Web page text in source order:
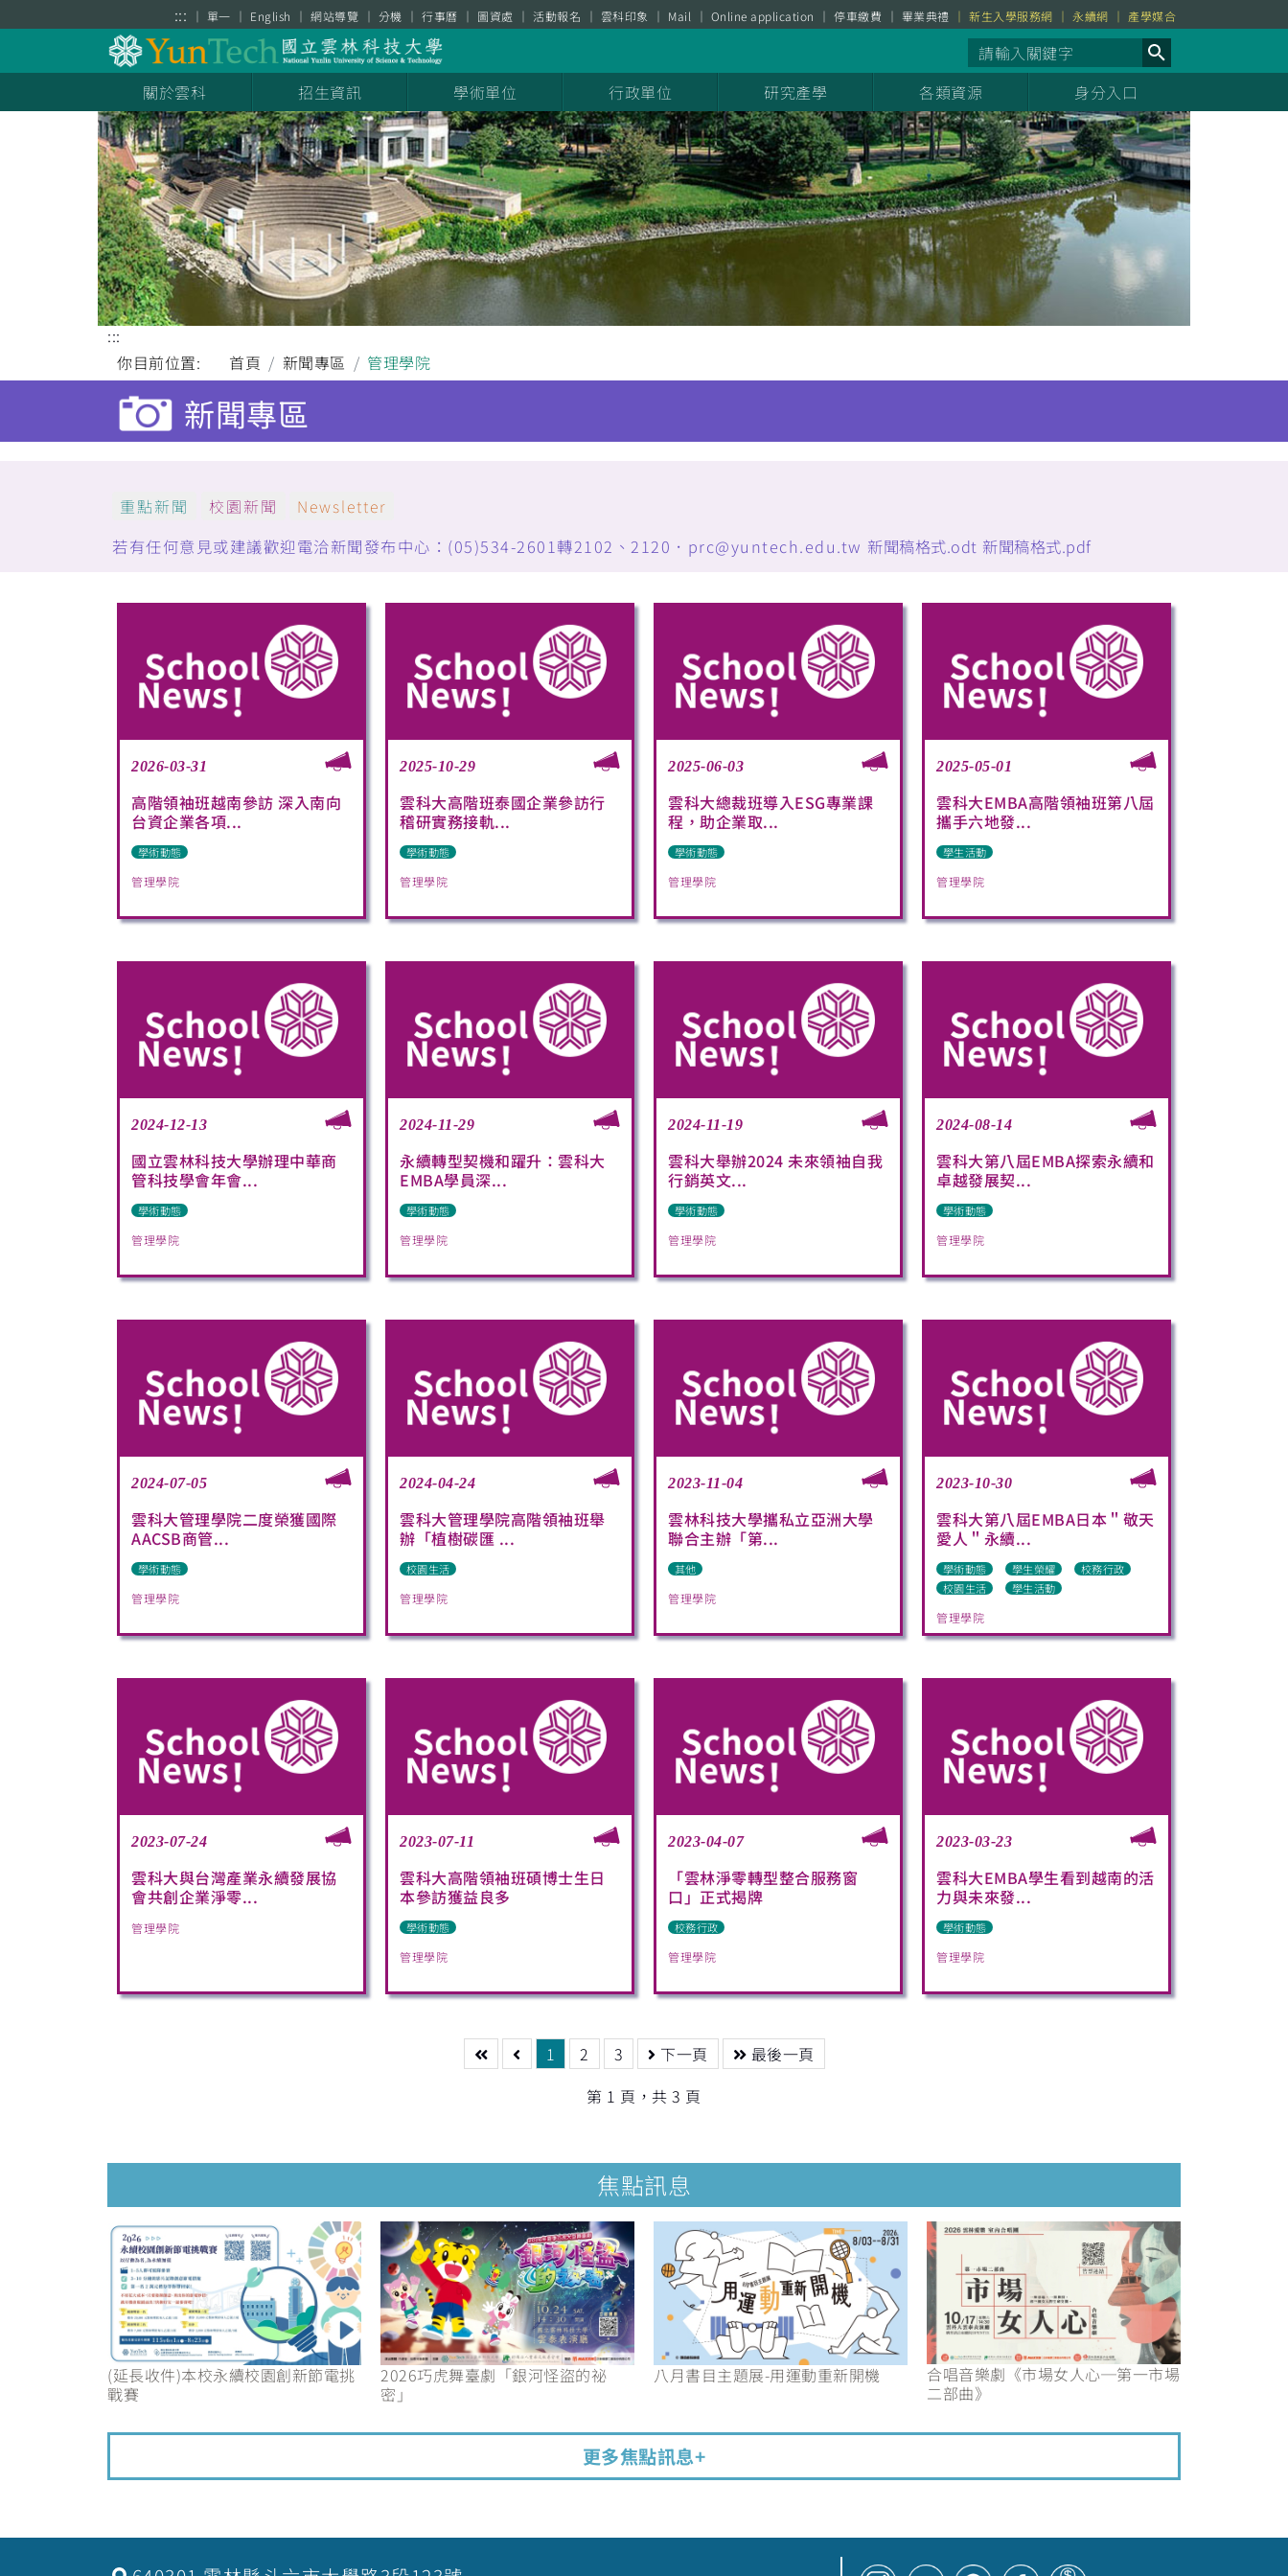
::: 單一 English 網站導覽 分機 行事曆 圖資處 活動報名 雲科印象 Mail Online application 停車繳費 畢業典禮 新生入學服務網 永續網 產學媒合
關於雲科 招生資訊 學術單位 行政單位 研究產學 各類資源 身分入口
:::
你目前位置:
首頁 新聞專區 管理學院
新聞專區
重點新聞 校園新聞
Newsletter
若有任何意見或建議歡迎電洽新聞發布中心：(05)534-2601轉2102、2120．prc@yuntech.edu.tw 新聞稿格式.odt 新聞稿格式.pdf
2026-03-31
高階領袖班越南參訪 深入南向
台資企業各項...
學術動態
管理學院
2025-10-29
雲科大高階班泰國企業參訪行
稽研實務接軌...
學術動態
管理學院
2025-06-03
雲科大總裁班導入ESG專業課
程，助企業取...
學術動態
管理學院
2025-05-01
雲科大EMBA高階領袖班第八屆
攜手六地發...
學生活動
管理學院
2024-12-13
國立雲林科技大學辦理中華商
管科技學會年會...
學術動態
管理學院
2024-11-29
永續轉型契機和躍升：雲科大
EMBA學員深...
學術動態
管理學院
2024-11-19
雲科大舉辦2024 未來領袖自我
行銷英文...
學術動態
管理學院
2024-08-14
雲科大第八屆EMBA探索永續和
卓越發展契...
學術動態
管理學院
2024-07-05
雲科大管理學院二度榮獲國際
AACSB商管...
學術動態
管理學院
2024-04-24
雲科大管理學院高階領袖班舉
辦「植樹碳匯 ...
校園生活
管理學院
2023-11-04
雲林科技大學攜私立亞洲大學
聯合主辦「第...
其他
管理學院
2023-10-30
雲科大第八屆EMBA日本＂敬天
愛人＂永續...
學術動態 學生榮耀
校務行政
校園生活
學生活動
管理學院
2023-07-24
雲科大與台灣產業永續發展協
會共創企業淨零...
管理學院
2023-07-11
雲科大高階領袖班碩博士生日
本參訪獲益良多
學術動態
管理學院
2023-04-07
「雲林淨零轉型整合服務窗
口」正式揭牌
校務行政
管理學院
2023-03-23
雲科大EMBA學生看到越南的活
力與未來發...
學術動態
管理學院
1 2 3 下一頁
最後一頁
第 1 頁，共 3 頁
焦點訊息
(延長收件)本校永續校園創新節電挑
戰賽
2026巧虎舞臺劇「銀河怪盜的祕
密」
八月書目主題展-用運動重新開機
合唱音樂劇《市場女人心─第一市場
二部曲》
更多焦點訊息+